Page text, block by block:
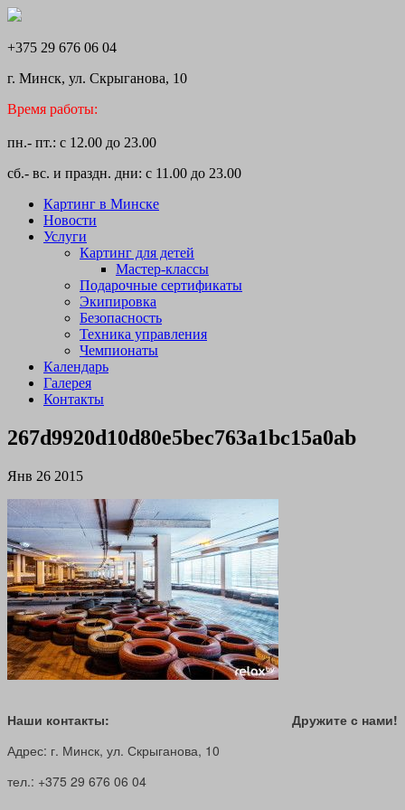
+375 29 676 06 04
г. Минск, ул. Скрыганова, 10
Время работы:
пн.- пт.: с 12.00 до 23.00
сб.- вс. и праздн. дни: с 11.00 до 23.00
Картинг в Минске
Новости
Услуги
Картинг для детей
Мастер-классы
Подарочные сертификаты
Экипировка
Безопасность
Техника управления
Чемпионаты
Календарь
Галерея
Контакты
267d9920d10d80e5bec763a1bc15a0ab
Янв 26 2015
Наши контакты:
Дружите с нами!
Адрес: г. Минск, ул. Скрыганова, 10
тел.: +375 29 676 06 04